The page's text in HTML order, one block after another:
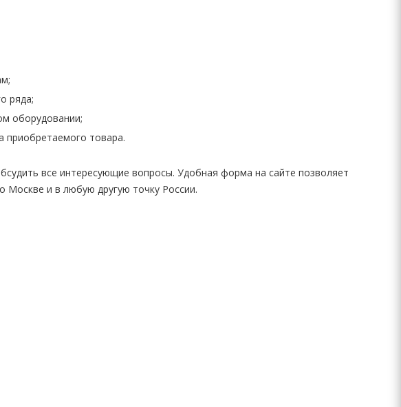
ряда;
оборудовании;
приобретаемого товара.
все интересующие вопросы. Удобная форма на сайте позволяет
и в любую другую точку России.